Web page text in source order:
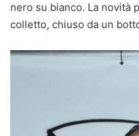
nero su bianco. La novità
colletto, chiuso da un